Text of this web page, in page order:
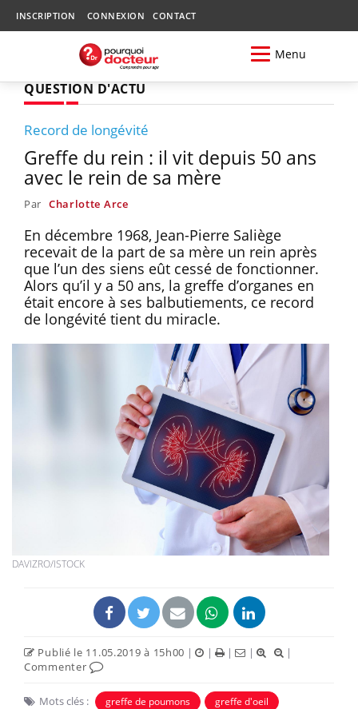
INSCRIPTION CONNEXION CONTACT
Menu
QUESTION D'ACTU
Record de longévité
Greffe du rein : il vit depuis 50 ans
avec le rein de sa mère
Par Charlotte Arce
En décembre 1968, Jean-Pierre Saliège
recevait de la part de sa mère un rein après
que l’un des siens eût cessé de fonctionner.
Alors qu’il y a 50 ans, la greffe d’organes en
était encore à ses balbutiements, ce record
de longévité tient du miracle.
DAVIZRO/ISTOCK
Publié le 11.05.2019 à 15h00 | | | |
|
Commenter
Mots clés : greffe de poumons greffe d'oeil